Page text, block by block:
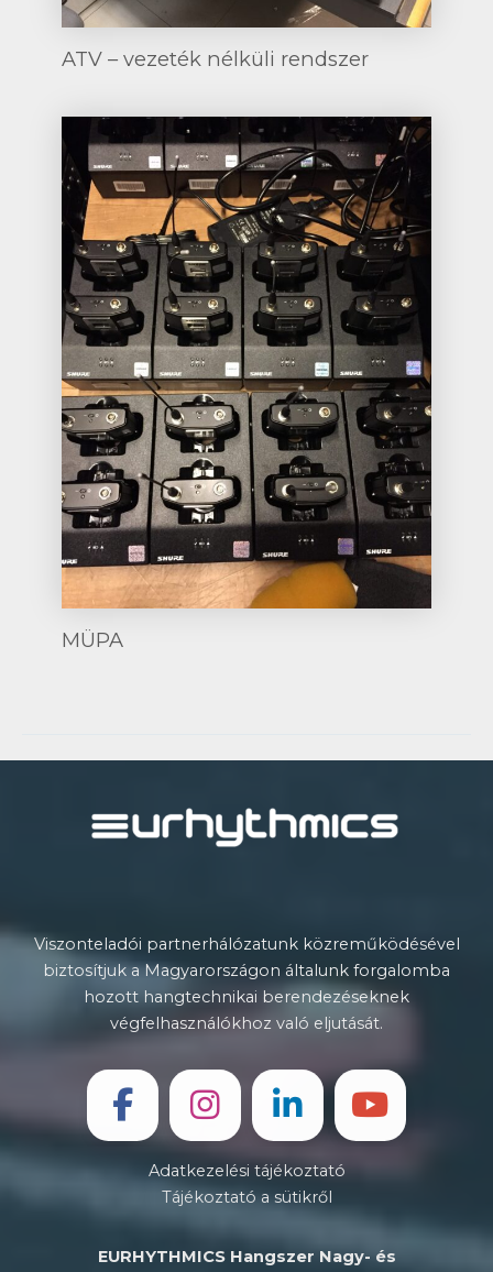
ATV – vezeték nélküli rendszer
MÜPA
Viszonteladói partnerhálózatunk közreműködésével
biztosítjuk a Magyarországon általunk forgalomba
hozott hangtechnikai berendezéseknek
végfelhasználókhoz való eljutását.
Adatkezelési tájékoztató
Tájékoztató a sütikről
EURHYTHMICS Hangszer Nagy- és